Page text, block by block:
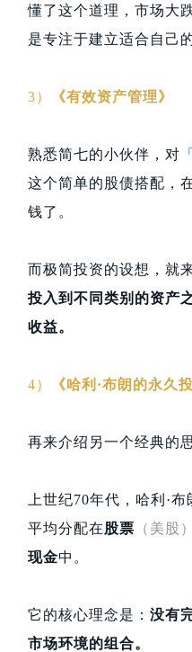
懂了这个道理，市场大
是专注于建立适合自己
3） 《有效资产管理》
熟悉简七的小伙伴，对
这个简单的股债搭配，
钱了。
而极简投资的设想，就
投入到不同类别的资产
收益。
4） 《哈利·布朗的永久
再来介绍另一个经典
上世纪70年代，哈利·
平均分配在股票 （美股）
现金中。
它的核心理念是： 没有
市场环境的组合。